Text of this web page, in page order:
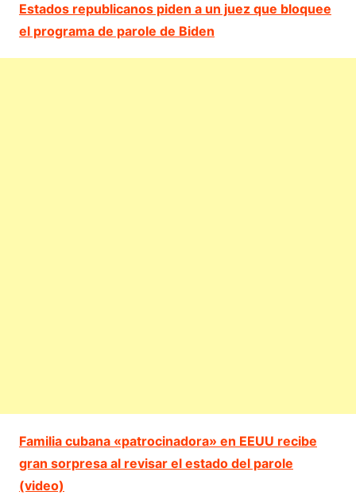
Estados republicanos piden a un juez que bloquee
el programa de parole de Biden
Familia cubana «patrocinadora» en EEUU recibe
gran sorpresa al revisar el estado del parole
(video)